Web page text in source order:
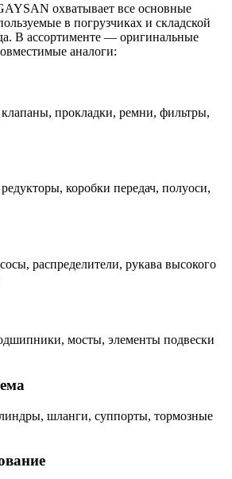
охватывает все основные
в погрузчиках и складской
В ассортименте — оригинальные
аналоги:
прокладки, ремни, фильтры,
коробки передач, полуоси,
распределители, рукава высокого
мосты, элементы подвески
шланги, суппорты, тормозные